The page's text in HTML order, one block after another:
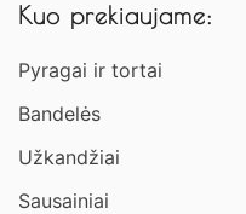
Kuo prekiaujame:
Pyragai ir tortai
Bandelės
Užkandžiai​
Sausainiai